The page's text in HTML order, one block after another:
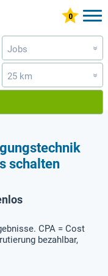
Jobs »
25 km »
schalten
CPA = Cost
bezahlbar,